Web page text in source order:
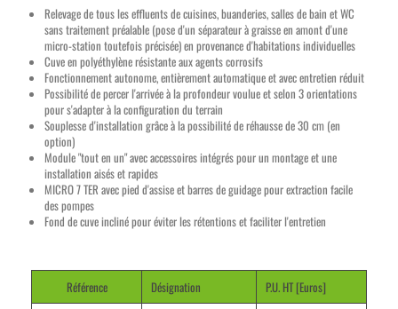
Relevage de tous les effluents de cuisines, buanderies, salles de bain et WC
sans traitement préalable (pose d'un séparateur à graisse en amont d'une
micro-station toutefois précisée) en provenance d'habitations individuelles
Cuve en polyéthylène résistante aux agents corrosifs
Fonctionnement autonome, entièrement automatique et avec entretien réduit
Possibilité de percer l'arrivée à la profondeur voulue et selon 3 orientations
pour s'adapter à la configuration du terrain
Souplesse d'installation grâce à la possibilité de réhausse de 30 cm (en
option)
Module "tout en un" avec accessoires intégrés pour un montage et une
installation aisés et rapides
MICRO 7 TER avec pied d'assise et barres de guidage pour extraction facile
des pompes
Fond de cuve incliné pour éviter les rétentions et faciliter l'entretien
Référence Désignation P.U. HT [Euros]